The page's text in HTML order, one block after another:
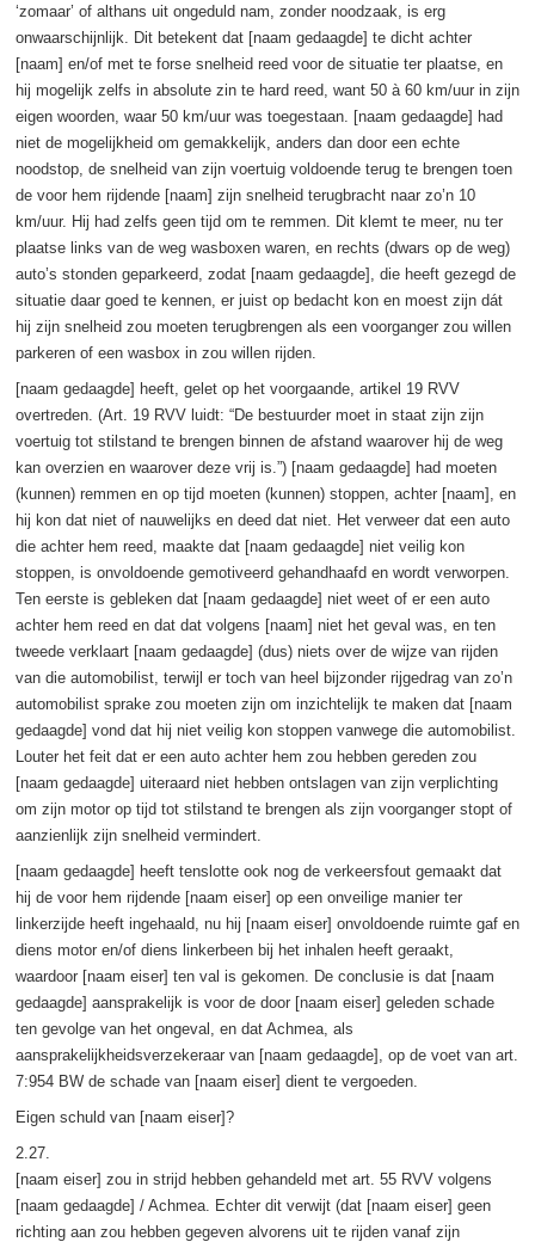
‘zomaar’ of althans uit ongeduld nam, zonder noodzaak, is erg
onwaarschijnlijk. Dit betekent dat [naam gedaagde] te dicht achter
[naam] en/of met te forse snelheid reed voor de situatie ter plaatse, en
hij mogelijk zelfs in absolute zin te hard reed, want 50 à 60 km/uur in zijn
eigen woorden, waar 50 km/uur was toegestaan. [naam gedaagde] had
niet de mogelijkheid om gemakkelijk, anders dan door een echte
noodstop, de snelheid van zijn voertuig voldoende terug te brengen toen
de voor hem rijdende [naam] zijn snelheid terugbracht naar zo’n 10
km/uur. Hij had zelfs geen tijd om te remmen. Dit klemt te meer, nu ter
plaatse links van de weg wasboxen waren, en rechts (dwars op de weg)
auto’s stonden geparkeerd, zodat [naam gedaagde], die heeft gezegd de
situatie daar goed te kennen, er juist op bedacht kon en moest zijn dát
hij zijn snelheid zou moeten terugbrengen als een voorganger zou willen
parkeren of een wasbox in zou willen rijden.
[naam gedaagde] heeft, gelet op het voorgaande, artikel 19 RVV
overtreden. (Art. 19 RVV luidt: “De bestuurder moet in staat zijn zijn
voertuig tot stilstand te brengen binnen de afstand waarover hij de weg
kan overzien en waarover deze vrij is.”) [naam gedaagde] had moeten
(kunnen) remmen en op tijd moeten (kunnen) stoppen, achter [naam], en
hij kon dat niet of nauwelijks en deed dat niet. Het verweer dat een auto
die achter hem reed, maakte dat [naam gedaagde] niet veilig kon
stoppen, is onvoldoende gemotiveerd gehandhaafd en wordt verworpen.
Ten eerste is gebleken dat [naam gedaagde] niet weet of er een auto
achter hem reed en dat dat volgens [naam] niet het geval was, en ten
tweede verklaart [naam gedaagde] (dus) niets over de wijze van rijden
van die automobilist, terwijl er toch van heel bijzonder rijgedrag van zo’n
automobilist sprake zou moeten zijn om inzichtelijk te maken dat [naam
gedaagde] vond dat hij niet veilig kon stoppen vanwege die automobilist.
Louter het feit dat er een auto achter hem zou hebben gereden zou
[naam gedaagde] uiteraard niet hebben ontslagen van zijn verplichting
om zijn motor op tijd tot stilstand te brengen als zijn voorganger stopt of
aanzienlijk zijn snelheid vermindert.
[naam gedaagde] heeft tenslotte ook nog de verkeersfout gemaakt dat
hij de voor hem rijdende [naam eiser] op een onveilige manier ter
linkerzijde heeft ingehaald, nu hij [naam eiser] onvoldoende ruimte gaf en
diens motor en/of diens linkerbeen bij het inhalen heeft geraakt,
waardoor [naam eiser] ten val is gekomen. De conclusie is dat [naam
gedaagde] aansprakelijk is voor de door [naam eiser] geleden schade
ten gevolge van het ongeval, en dat Achmea, als
aansprakelijkheidsverzekeraar van [naam gedaagde], op de voet van art.
7:954 BW de schade van [naam eiser] dient te vergoeden.
Eigen schuld van [naam eiser]?
2.27.
[naam eiser] zou in strijd hebben gehandeld met art. 55 RVV volgens
[naam gedaagde] / Achmea. Echter dit verwijt (dat [naam eiser] geen
richting aan zou hebben gegeven alvorens uit te rijden vanaf zijn